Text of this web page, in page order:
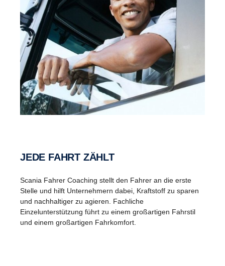
JEDE FAHRT ZÄHLT
Scania Fahrer Coaching stellt den Fahrer an die erste
Stelle und hilft Unternehmern dabei, Kraftstoff zu sparen
und nachhaltiger zu agieren. Fachliche
Einzelunterstützung führt zu einem großartigen Fahrstil
und einem großartigen Fahrkomfort.